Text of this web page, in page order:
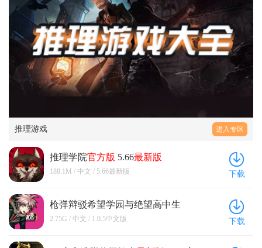
推理游戏 进入专区
推理学院官方版 5.66最新版
188.1M / 中文 / 5.66最新版 下载
枪弹辩驳希望学园与绝望高中生
1.0.5中文版
2.75G / 中文 / 1.0.5中文版 下载